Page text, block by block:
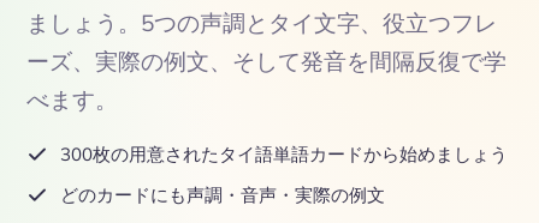
ましょう。5つの声調とタイ文字、役立つフレ
ーズ、実際の例文、そして発音を間隔反復で学
べます。
300枚の用意されたタイ語単語カードから始めましょう
どのカードにも声調・音声・実際の例文